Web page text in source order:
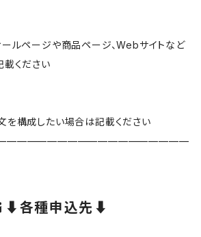
ルページや商品ページ、Webサイトなど
ください
構成したい場合は記載ください
⬇︎各種申込先⬇︎